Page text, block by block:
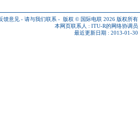
馈意见 - 请与我们联系 - 版权 © 国际电联 2026 版权所有
本网页联系人 : ITU-R的网络协调员
最近更新日期 : 2013-01-30